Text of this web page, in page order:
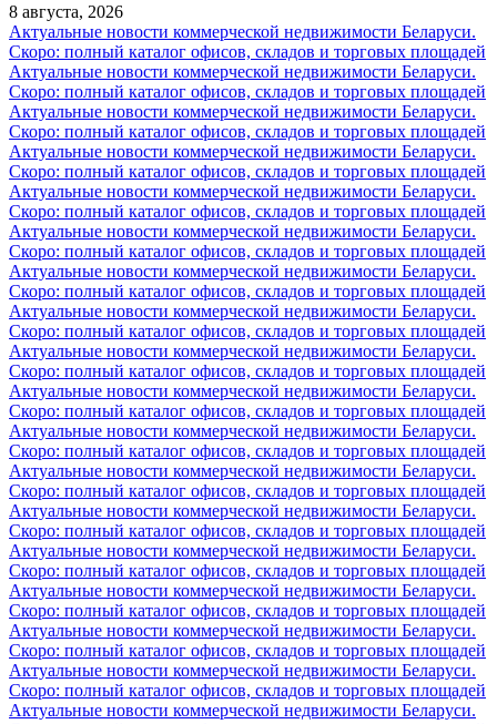
8 августа, 2026
Актуальные новости коммерческой недвижимости Беларуси.
Скоро: полный каталог офисов, складов и торговых площадей
Актуальные новости коммерческой недвижимости Беларуси.
Скоро: полный каталог офисов, складов и торговых площадей
Актуальные новости коммерческой недвижимости Беларуси.
Скоро: полный каталог офисов, складов и торговых площадей
Актуальные новости коммерческой недвижимости Беларуси.
Скоро: полный каталог офисов, складов и торговых площадей
Актуальные новости коммерческой недвижимости Беларуси.
Скоро: полный каталог офисов, складов и торговых площадей
Актуальные новости коммерческой недвижимости Беларуси.
Скоро: полный каталог офисов, складов и торговых площадей
Актуальные новости коммерческой недвижимости Беларуси.
Скоро: полный каталог офисов, складов и торговых площадей
Актуальные новости коммерческой недвижимости Беларуси.
Скоро: полный каталог офисов, складов и торговых площадей
Актуальные новости коммерческой недвижимости Беларуси.
Скоро: полный каталог офисов, складов и торговых площадей
Актуальные новости коммерческой недвижимости Беларуси.
Скоро: полный каталог офисов, складов и торговых площадей
Актуальные новости коммерческой недвижимости Беларуси.
Скоро: полный каталог офисов, складов и торговых площадей
Актуальные новости коммерческой недвижимости Беларуси.
Скоро: полный каталог офисов, складов и торговых площадей
Актуальные новости коммерческой недвижимости Беларуси.
Скоро: полный каталог офисов, складов и торговых площадей
Актуальные новости коммерческой недвижимости Беларуси.
Скоро: полный каталог офисов, складов и торговых площадей
Актуальные новости коммерческой недвижимости Беларуси.
Скоро: полный каталог офисов, складов и торговых площадей
Актуальные новости коммерческой недвижимости Беларуси.
Скоро: полный каталог офисов, складов и торговых площадей
Актуальные новости коммерческой недвижимости Беларуси.
Скоро: полный каталог офисов, складов и торговых площадей
Актуальные новости коммерческой недвижимости Беларуси.